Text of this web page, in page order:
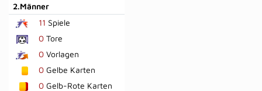
2.Männer
11 Spiele
0 Tore
0 Vorlagen
0 Gelbe Karten
0 Gelb-Rote Karten